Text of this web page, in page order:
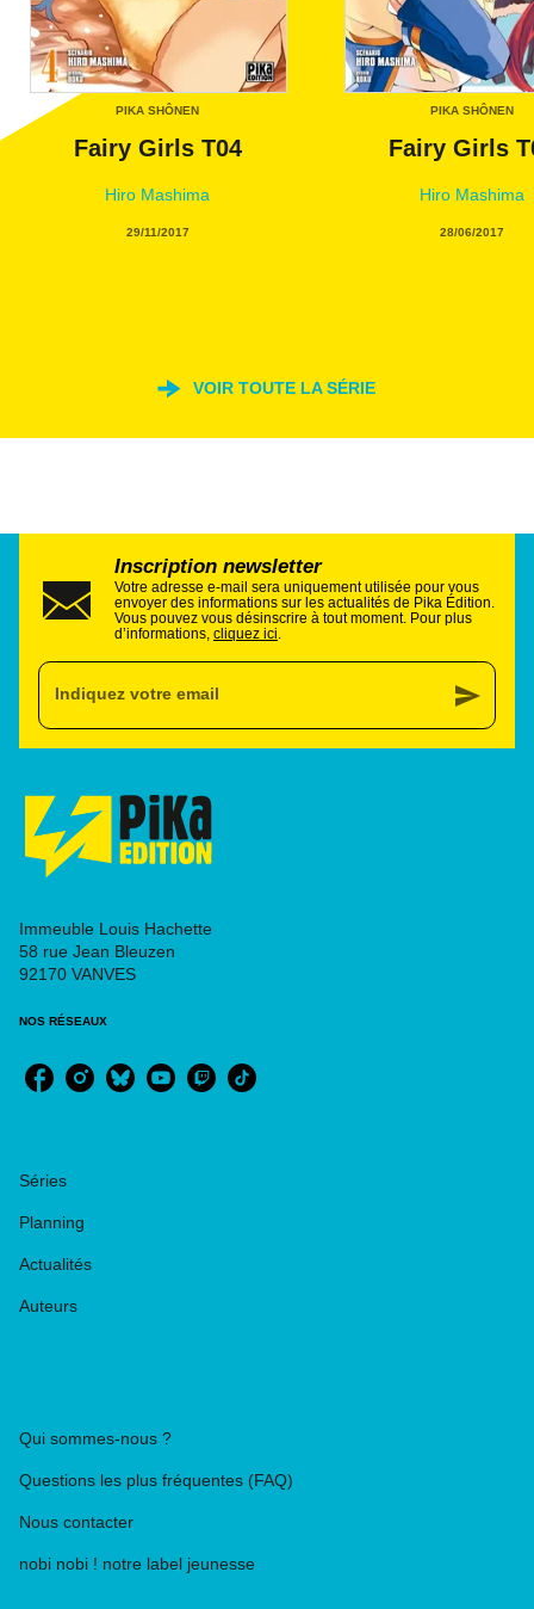
PIKA SHÔNEN
Fairy Girls T04
Hiro Mashima
29/11/2017
PIKA SHÔNEN
Fairy Girls
Hiro Mashima
28/06/2017
VOIR TOUTE LA SÉRIE
Inscription newsletter
Votre adresse e-mail sera uniquement utilisée pour vous
envoyer des informations sur les actualités de Pika Édition.
Vous pouvez vous désinscrire à tout moment. Pour plus
d’informations, cliquez ici.
Indiquez votre email send
Immeuble Louis Hachette
58 rue Jean Bleuzen
92170 VANVES
NOS RÉSEAUX
Séries
Planning
Actualités
Auteurs
Qui sommes-nous ?
Questions les plus fréquentes (FAQ)
Nous contacter
nobi nobi ! notre label jeunesse